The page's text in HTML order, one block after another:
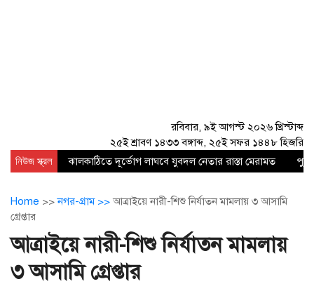
রবিবার, ৯ই আগস্ট ২০২৬ খ্রিস্টাব্দ
২৫ই শ্রাবণ ১৪৩৩ বঙ্গাব্দ, ২৫ই সফর ১৪৪৮ হিজরি
নিউজ স্ক্রল ঝালকাঠিতে দূর্ভোগ লাঘবে যুবদল নেতার রাস্তা মেরামত
Home >>নগর-গ্রাম >> আত্রাইয়ে নারী-শিশু নির্যাতন মামলায় ৩ আসামি
গ্রেপ্তার
আত্রাইয়ে নারী-শিশু নির্যাতন মামলায়
৩ আসামি গ্রেপ্তার